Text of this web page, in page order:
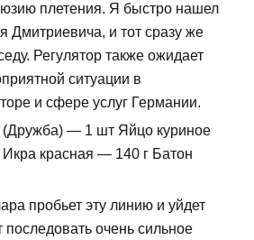
плетения. Я быстро нашел
Дмитриевича, и тот сразу же
Регулятор также ожидает
ситуации в
и сфере услуг Германии.
— 1 шт Яйцо куриное
красная — 140 г Батон
пробьет эту линию и уйдет
очень сильное